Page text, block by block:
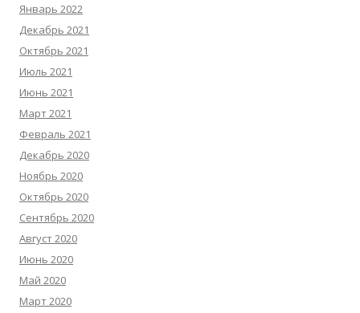
Январь 2022
Декабрь 2021
Октябрь 2021
Июль 2021
Июнь 2021
Март 2021
Февраль 2021
Декабрь 2020
Ноябрь 2020
Октябрь 2020
Сентябрь 2020
Август 2020
Июнь 2020
Май 2020
Март 2020